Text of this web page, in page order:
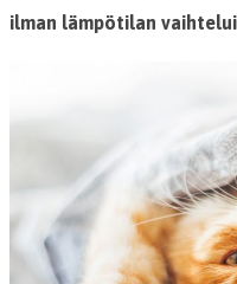
ilman lämpötilan